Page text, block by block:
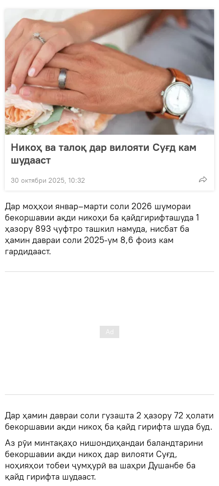
Никоҳ ва талоқ дар вилояти Суғд кам
шудааст
30 октябри 2025, 10:32
Дар моҳҳои январ–марти соли 2026 шумораи
бекоршавии ақди никоҳи ба қайдгирифташуда 1
ҳазору 893 ҷуфтро ташкил намуда, нисбат ба
ҳамин давраи соли 2025-ум 8,6 фоиз кам
гардидааст.
Дар ҳамин давраи соли гузашта 2 ҳазору 72 ҳолати
бекоршавии ақди никоҳ ба қайд гирифта шуда буд.
Аз рӯи минтақаҳо нишондиҳандаи баландтарини
бекоршавии ақди никоҳ дар вилояти Суғд,
ноҳияҳои тобеи ҷумҳурӣ ва шаҳри Душанбе ба
қайд гирифта шудааст.